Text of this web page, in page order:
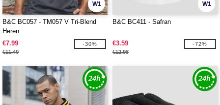
W1
B&C BC057 - TM057 V Tri-Blend
Heren
€7.99
€11.40
-30%
W1
B&C BC411 - Safran
€3.59
€12.98
-72%